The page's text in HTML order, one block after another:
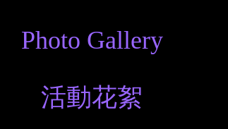
Photo Gallery
活動花絮